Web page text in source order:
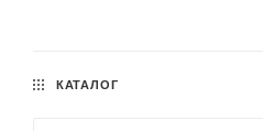
КАТАЛОГ